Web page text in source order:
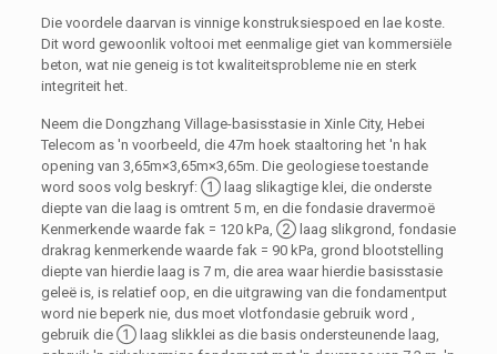
Die voordele daarvan is vinnige konstruksiespoed en lae koste.
Dit word gewoonlik voltooi met eenmalige giet van kommersiële
beton, wat nie geneig is tot kwaliteitsprobleme nie en sterk
integriteit het.
Neem die Dongzhang Village-basisstasie in Xinle City, Hebei
Telecom as 'n voorbeeld, die 47m hoek staaltoring het 'n hak
opening van 3,65m×3,65m×3,65m. Die geologiese toestande
word soos volg beskryf: ① laag slikagtige klei, die onderste
diepte van die laag is omtrent 5 m, en die fondasie dravermoë
Kenmerkende waarde fak = 120 kPa, ② laag slikgrond, fondasie
drakrag kenmerkende waarde fak = 90 kPa, grond blootstelling
diepte van hierdie laag is 7 m, die area waar hierdie basisstasie
geleë is, is relatief oop, en die uitgrawing van die fondamentput
word nie beperk nie, dus moet vlotfondasie gebruik word ,
gebruik die ① laag slikklei as die basis ondersteunende laag,